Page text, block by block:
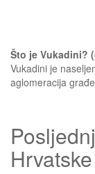
Što je Vukadini?
Vukadini je
aglomeracija
Hrvatske